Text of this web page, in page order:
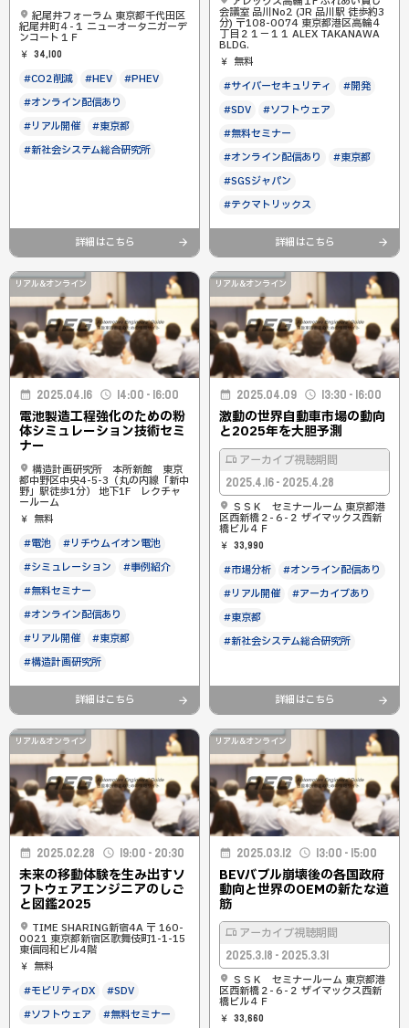
紀尾井フォーラム 東京都千代田区
紀尾井町４-１ ニューオータニガーデ
ンコート１Ｆ
34,100
#CO2削減 #HEV
#PHEV
#オンライン配信あり
#リアル開催
#東京都
#新社会システム総合研究所
詳細はこちら
会議室 品川No2 (JR 品川駅 徒歩約3
分) 〒108-0074 東京都港区高輪４
丁目２１−１１ ALEX TAKANAWA
BLDG.
無料
#サイバーセキュリティ
#開発
#SDV
#ソフトウェア
#無料セミナー
#オンライン配信あり
#東京都
#SGSジャパン
#テクマトリックス
詳細はこちら
リアル&オンライン
2025.04.16 14:00 - 16:00
電池製造工程強化のための粉
体シミュレーション技術セミ
ナー
構造計画研究所 本所新館 東京
都中野区中央4-5-3（丸の内線「新中
野」駅徒歩1分） 地下1F レクチャ
ールーム
無料
#電池
#リチウムイオン電池
#シミュレーション
#事例紹介
#無料セミナー
#オンライン配信あり
#リアル開催
#東京都
#構造計画研究所
詳細はこちら
リアル&オンライン
2025.04.09 13:30 - 16:00
激動の世界自動車市場の動向
と2025年を大胆予測
アーカイブ視聴期間
2025.4.16 - 2025.4.28
ＳＳＫ セミナールーム 東京都港
区西新橋２-６-２ ザイマックス西新
橋ビル４Ｆ
33,990
#市場分析
#オンライン配信あり
#リアル開催
#アーカイブあり
#東京都
#新社会システム総合研究所
詳細はこちら
リアル&オンライン
2025.02.28 19:00 - 20:30
未来の移動体験を生み出すソ
フトウェアエンジニアのしご
と図鑑2025
TIME SHARING新宿4A 〒 160-
0021 東京都新宿区歌舞伎町1-1-15
東信同和ビル4階
無料
#モビリティDX
#SDV
#ソフトウェア
#無料セミナー
リアル&オンライン
2025.03.12 13:00 - 15:00
BEVバブル崩壊後の各国政府
動向と世界のOEMの新たな道
筋
アーカイブ視聴期間
2025.3.18 - 2025.3.31
ＳＳＫ セミナールーム 東京都港
区西新橋２-６-２ ザイマックス西新
橋ビル４Ｆ
33,660